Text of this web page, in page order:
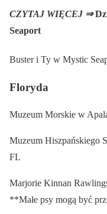
CZYTAJ WIĘCEJ ⇒
Seaport
Buster i Ty w Mystic
Floryda
Muzeum Morskie w
Muzeum Hiszpańskiego
FL
Marjorie Kinnan
**Małe psy mogą być